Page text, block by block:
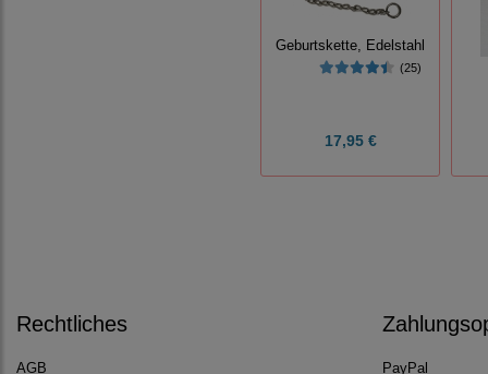
Geburtskette, Edelstahl
(25)
17,95 €
Rechtliches
AGB PayPal